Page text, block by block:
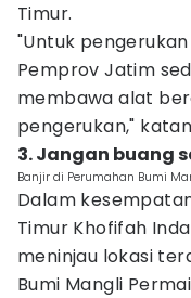
Timur.
"Untuk
Pemprov Jatim
membawa alat
pengerukan,"
3. Jangan buang
Banjir di Perumahan Bumi
Dalam
Timur Khofifah
meninjau lokasi
Bumi Mangli